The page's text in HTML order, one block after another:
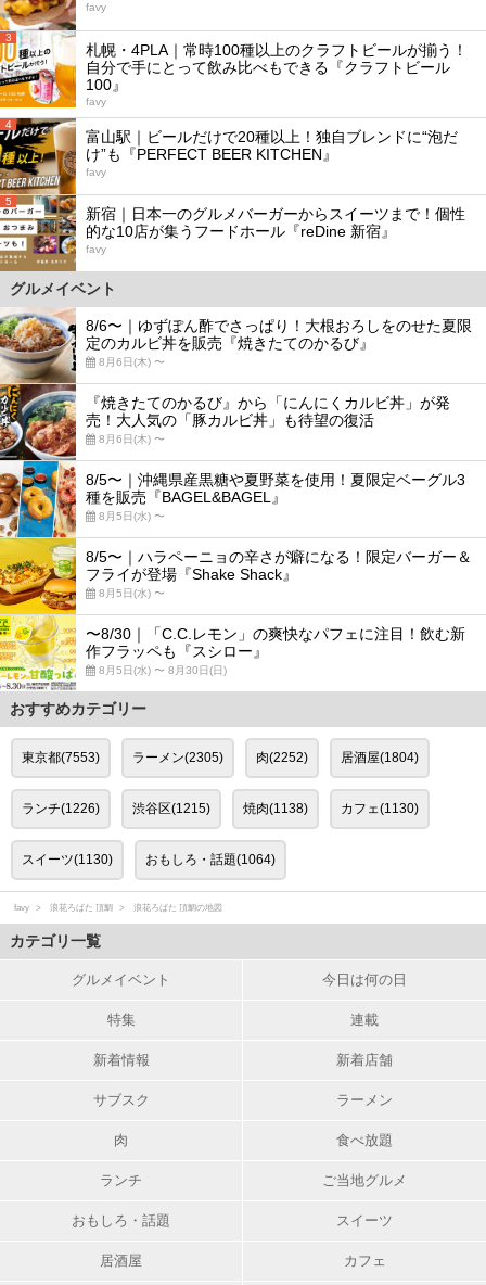
favy
3
札幌・4PLA｜常時100種以上のクラフトビールが揃う！
自分で手にとって飲み比べもできる『クラフトビール
100』
favy
4
富山駅｜ビールだけで20種以上！独自ブレンドに“泡だ
け”も『PERFECT BEER KITCHEN』
favy
5
新宿｜日本一のグルメバーガーからスイーツまで！個性
的な10店が集うフードホール『reDine 新宿』
favy
グルメイベント
8/6〜｜ゆずぽん酢でさっぱり！大根おろしをのせた夏限
定のカルビ丼を販売『焼きたてのかるび』
8月6日(木) 〜
『焼きたてのかるび』から「にんにくカルビ丼」が発
売！大人気の「豚カルビ丼」も待望の復活
8月6日(木) 〜
8/5〜｜沖縄県産黒糖や夏野菜を使用！夏限定ベーグル3
種を販売『BAGEL&BAGEL』
8月5日(水) 〜
8/5〜｜ハラペーニョの辛さが癖になる！限定バーガー＆
フライが登場『Shake Shack』
8月5日(水) 〜
〜8/30｜「C.C.レモン」の爽快なパフェに注目！飲む新
作フラッペも『スシロー』
8月5日(水) 〜 8月30日(日)
おすすめカテゴリー
東京都(7553) ラーメン(2305) 肉(2252) 居酒屋(1804)
ランチ(1226) 渋谷区(1215) 焼肉(1138) カフェ(1130)
スイーツ(1130) おもしろ・話題(1064)
favy 浪花ろばた 頂鯛 浪花ろばた 頂鯛の地図
カテゴリ一覧
グルメイベント 今日は何の日
特集 連載
新着情報 新着店舗
サブスク ラーメン
肉 食べ放題
ランチ ご当地グルメ
おもしろ・話題 スイーツ
居酒屋 カフェ